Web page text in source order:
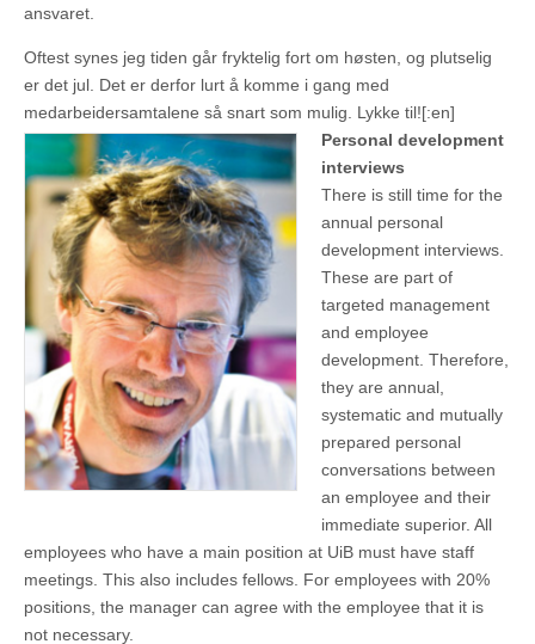
ansvaret.
Oftest synes jeg tiden går fryktelig fort om høsten, og plutselig
er det jul. Det er derfor lurt å komme i gang med
medarbeidersamtalene så snart som mulig. Lykke til![:en]
Personal development
interviews
There is still time for the
annual personal
development interviews.
These are part of
targeted management
and employee
development. Therefore,
they are annual,
systematic and mutually
prepared personal
conversations between
an employee and their
immediate superior. All
employees who have a main position at UiB must have staff
meetings. This also includes fellows. For employees with 20%
positions, the manager can agree with the employee that it is
not necessary.